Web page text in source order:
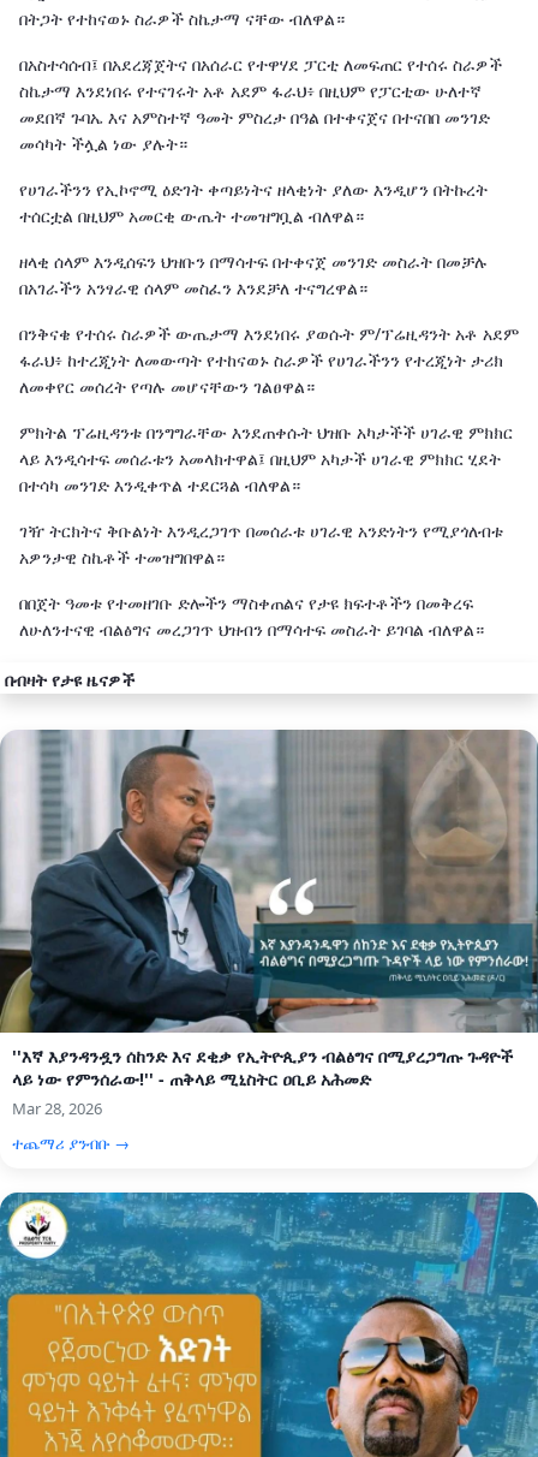
በትጋት የተከናወኑ ስራዎች ስኬታማ ናቸው ብለዋል።
በአስተሳሰብ፤ በአደረጃጀትና በአሰራር የተዋሃደ ፓርቲ ለመፍጠር የተሰሩ ስራዎች
ስኬታማ እንደነበሩ የተናገሩት አቶ አደም ፋራህ፥ በዚህም የፓርቲው ሁለተኛ
መደበኛ ጉባኤ እና አምስተኛ ዓመት ምስረታ በዓል በተቀናጀና በተናበበ መንገድ
መሳካት ችሏል ነው ያሉት።
የሀገራችንን የኢኮኖሚ ዕድገት ቀጣይነትና ዘላቂነት ያለው እንዲሆን በትኩረት
ተሰርቷል በዚህም አመርቂ ውጤት ተመዝግቧል ብለዋል።
ዘላቂ ሰላም እንዲሰፍን ህዝቡን በማሳተፍ በተቀናጀ መንገድ መስራት በመቻሉ
በአገራችን አንፃራዊ ሰላም መስፈን እንደቻለ ተናግረዋል።
በንቅናቄ የተሰሩ ስራዎች ውጤታማ እንደነበሩ ያወሱት ም/ፕሬዚዳንት አቶ አደም
ፋራህ፥ ከተረጂነት ለመውጣት የተከናወኑ ስራዎች የሀገራችንን የተረጂነት ታሪክ
ለመቀየር መሰረት የጣሉ መሆናቸውን ገልፀዋል።
ምክትል ፕሬዚዳንቱ በንግግራቸው እንደጠቀሱት ህዝቡ አካታችች ሀገራዊ ምክክር
ላይ እንዲሳተፍ መሰራቱን አመላክተዋል፤ በዚህም አካታች ሀገራዊ ምክክር ሂደት
በተሳካ መንገድ እንዲቀጥል ተደርጓል ብለዋል።
ገዥ ትርክትና ቅቡልነት እንዲረጋገጥ በመሰራቱ ሀገራዊ አንድነትን የሚያጎለብቱ
አዎንታዊ ስኬቶች ተመዝግበዋል።
በበጀት ዓመቱ የተመዘገቡ ድሎችን ማስቀጠልና የታዩ ክፍተቶችን በመቅረፍ
ለሁለንተናዊ ብልፅግና መረጋገጥ ህዝብን በማሳተፍ መስራት ይገባል ብለዋል።
በብዛት የታዩ ዜናዎች
''እኛ እያንዳንዷን ሰከንድ እና ደቂቃ የኢትዮጲያን ብልፅግና በሚያረጋግጡ ጉዳዮች
ላይ ነው የምንሰራው!'' - ጠቅላይ ሚኒስትር ዐቢይ አሕመድ
Mar 28, 2026
ተጨማሪ ያንብቡ →